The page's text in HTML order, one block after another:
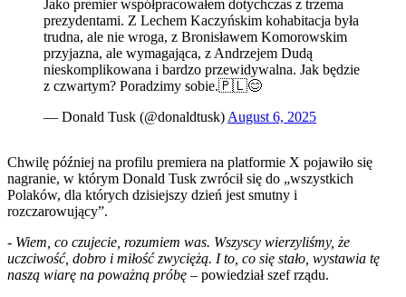
Jako premier współpracowałem dotychczas z trzema
prezydentami. Z Lechem Kaczyńskim kohabitacja była
trudna, ale nie wroga, z Bronisławem Komorowskim
przyjazna, ale wymagająca, z Andrzejem Dudą
nieskomplikowana i bardzo przewidywalna. Jak będzie
z czwartym? Poradzimy sobie.🇵🇱😊
— Donald Tusk (@donaldtusk) August 6, 2025
Chwilę później na profilu premiera na platformie X pojawiło się
nagranie, w którym Donald Tusk zwrócił się do „wszystkich
Polaków, dla których dzisiejszy dzień jest smutny i
rozczarowujący”.
- Wiem, co czujecie, rozumiem was. Wszyscy wierzyliśmy, że
uczciwość, dobro i miłość zwyciężą. I to, co się stało, wystawia tę
naszą wiarę na poważną próbę – powiedział szef rządu.